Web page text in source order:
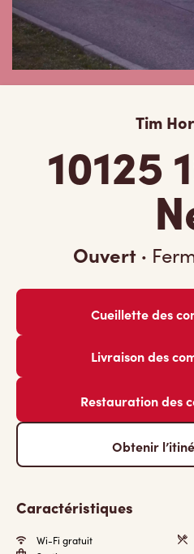
Tim
10125
Ouvert ·
Cueillette des
Livraison des
Restauration des
Obtenir
Caractéristiques
Wi-Fi gratuit